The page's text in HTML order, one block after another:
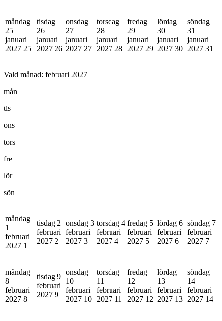
måndag
25
januari
2027 25
tisdag
26
januari
2027 26
onsdag
27
januari
2027 27
torsdag
28
januari
2027 28
fredag
29
januari
2027 29
lördag
30
januari
2027 30
söndag
31
januari
2027 31
Vald månad: februari 2027
mån
tis
ons
tors
fre
lör
sön
måndag
1
februari
2027 1
tisdag 2
februari
2027 2
onsdag 3
februari
2027 3
torsdag 4
februari
2027 4
fredag 5
februari
2027 5
lördag 6
februari
2027 6
söndag 7
februari
2027 7
måndag
8
februari
2027 8
tisdag 9
februari
2027 9
onsdag
10
februari
2027 10
torsdag
11
februari
2027 11
fredag
12
februari
2027 12
lördag
13
februari
2027 13
söndag
14
februari
2027 14